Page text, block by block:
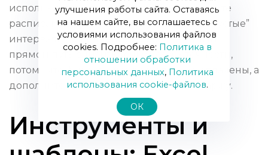
используйте напоминания, оптимизируйте
расписание врачей, чтобы уменьшить “пустые”
интервалы. Заполнение кресел — самый
прямой путь снизить точку безубыточности,
потому что фиксальные расходы уже оплачены, а
дополнительный пациент приносит маржу.
Инструменты и
улучшения работы сайта. Оставаясь
на нашем сайте, вы соглашаетесь с
условиями использования файлов
cookies. Подробнее: Политика в
отношении обработки
персональных данных, Политика
использования сookie-файлов.
ОК